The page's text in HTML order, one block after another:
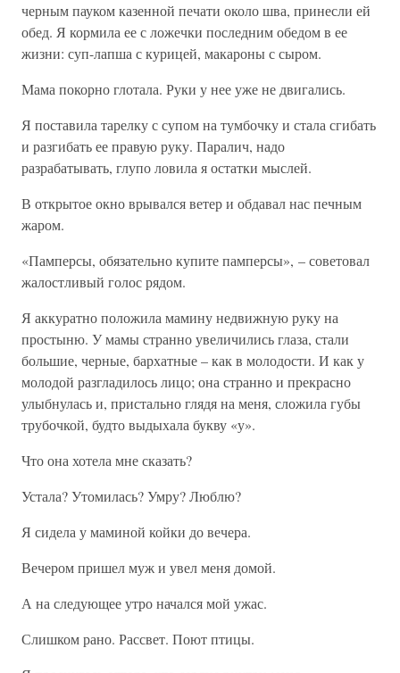
черным пауком казенной печати около шва, принесли ей
обед. Я кормила ее с ложечки последним обедом в ее
жизни: суп-лапша с курицей, макароны с сыром.
Мама покорно глотала. Руки у нее уже не двигались.
Я поставила тарелку с супом на тумбочку и стала сгибать
и разгибать ее правую руку. Паралич, надо
разрабатывать, глупо ловила я остатки мыслей.
В открытое окно врывался ветер и обдавал нас печным
жаром.
«Памперсы, обязательно купите памперсы», – советовал
жалостливый голос рядом.
Я аккуратно положила мамину недвижную руку на
простыню. У мамы странно увеличились глаза, стали
большие, черные, бархатные – как в молодости. И как у
молодой разгладилось лицо; она странно и прекрасно
улыбнулась и, пристально глядя на меня, сложила губы
трубочкой, будто выдыхала букву «у».
Что она хотела мне сказать?
Устала? Утомилась? Умру? Люблю?
Я сидела у маминой койки до вечера.
Вечером пришел муж и увел меня домой.
А на следующее утро начался мой ужас.
Слишком рано. Рассвет. Поют птицы.